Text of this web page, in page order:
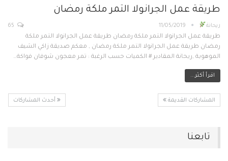
طريقة عمل الجرانولا التمر ملكة رمضان
ريحانة 11/05/2019
طريقة عمل الجرانولا التمر ملكة رمضان طريقة عمل الجرانولا التمر ملكة
رمضان طريقة عمل الجرانولا التمر ملكة رمضان , معكم صديقة زاكي الشيف
الموهوبة ,ريحانة المقادير # الكميات حسب الرغبة : تمر معجون شوفان فواكة…
اقرأ أكثر...
المشاركات القديمة أحدث المشاركات
تابعنا